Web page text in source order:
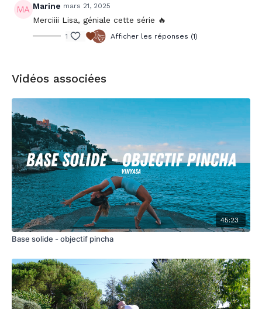
Marine mars 21, 2025
Merciiii Lisa, géniale cette série 🔥
1 Afficher les réponses (1)
Vidéos associées
45:23
Base solide - objectif pincha